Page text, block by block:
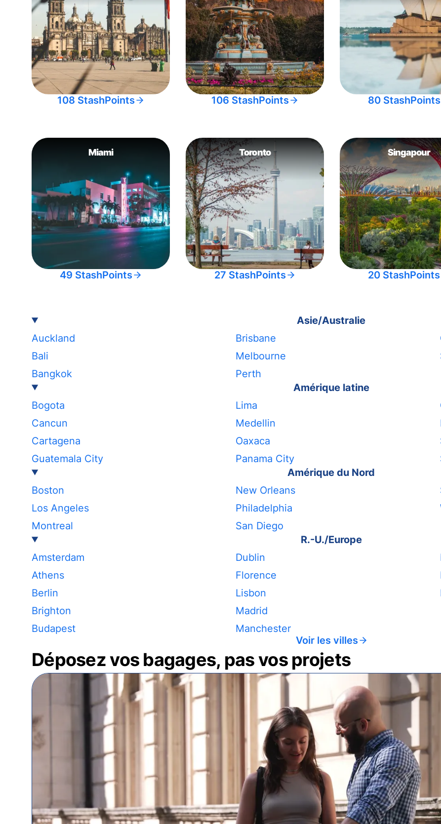
108 StashPoints 106 StashPoints 80 StashPoints
Miami
49 StashPoints
Toronto
27 StashPoints
Singapour
20 StashPoints
Asie/Australie
Auckland
Bali
Bangkok
Brisbane
Melbourne
Perth
Amérique latine
Bogota
Cancun
Cartagena
Guatemala City
Lima
Medellin
Oaxaca
Panama City
Amérique du Nord
Boston
Los Angeles
Montreal
New Orleans
Philadelphia
San Diego
R.-U./Europe
Amsterdam
Athens
Berlin
Brighton
Budapest
Dublin
Florence
Lisbon
Madrid
Manchester
Voir les villes
Déposez vos bagages, pas vos projets